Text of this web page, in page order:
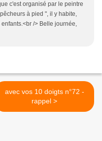
c'est organisé par le peintre
à pied ", il y habite,
/> Belle journée,
avec vos 10 doigts n°72 -
rappel >